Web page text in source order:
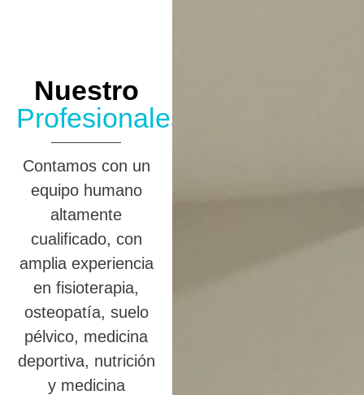
Nuestro
Profesionales
Contamos con un
equipo humano
altamente
cualificado, con
amplia experiencia
en fisioterapia,
osteopatía, suelo
pélvico, medicina
deportiva, nutrición
y medicina